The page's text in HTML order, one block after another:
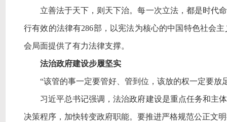
立善法于天下，则天下治。每一次立法，都是时代
行有效的法律有286部，以宪法为核心的中国特色社会
会局面提供了有力法律支撑。
法治政府建设步履坚实
“该管的事一定要管好、管到位，该放的权一定要放
习近平总书记强调，法治政府建设是重点任务和主
决策程序，加快转变政府职能。要推进严格规范公正文